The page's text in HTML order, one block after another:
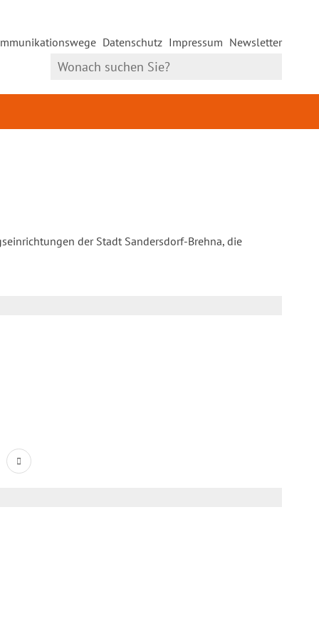
Datenschutz Impressum Newsletter
der Stadt Sandersdorf-Brehna, die